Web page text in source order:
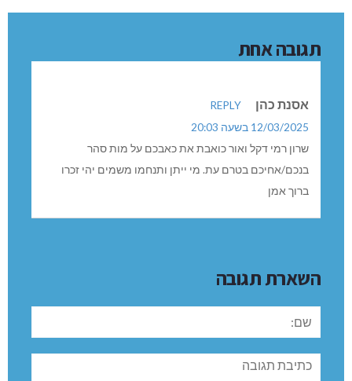
תגובה אחת
אסנת כהן
REPLY
12/03/2025 בשעה 20:03
שרון רמי דקל ואור כואבת את כאבכם על מות סהר
בנכם/אחיכם בטרם עת. מי ייתן ותנחמו משמים יהי זכרו
ברוך אמן
השארת תגובה
שם:
תגובה